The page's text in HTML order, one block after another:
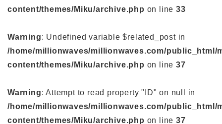
content/themes/Miku/archive.php on line33
Warning: Undefined variable $related_post in
/home/millionwaves/millionwaves.com/public_html/
content/themes/Miku/archive.php on line37
Warning: Attempt to read property "ID" on null in
/home/millionwaves/millionwaves.com/public_html/
content/themes/Miku/archive.php on line37